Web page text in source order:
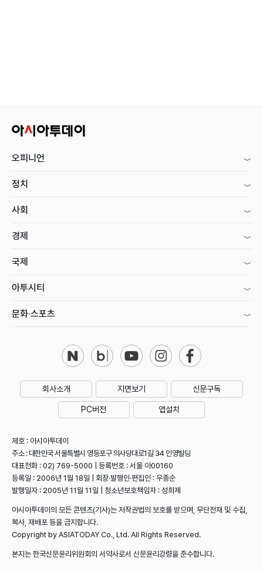
오피니언
정치
사회
경제
국제
아투시티
문화·스포츠
회사소개 지면보기 신문구독
PC버전 앱설치
제호 : 아시아투데이
주소 : 대한민국 서울특별시 영등포구 의사당대로1길 34 인영빌딩
대표전화 : 02) 769-5000 | 등록번호 : 서울 아00160
등록일 : 2006년 1월 18일 | 회장·발행인·편집인 : 우종순
발행일자 : 2005년 11월 11일 | 청소년보호책임자 : 성희제
아시아투데이의 모든 콘텐츠(기사)는 저작권법의 보호를 받으며, 무단전재 및 수집,
복사, 재배포 등을 금지합니다.
Copyright by ASIATODAY Co., Ltd. All Rights Reserved.
본지는 한국신문윤리위원회의 서약사로서 신문윤리강령을 준수합니다.